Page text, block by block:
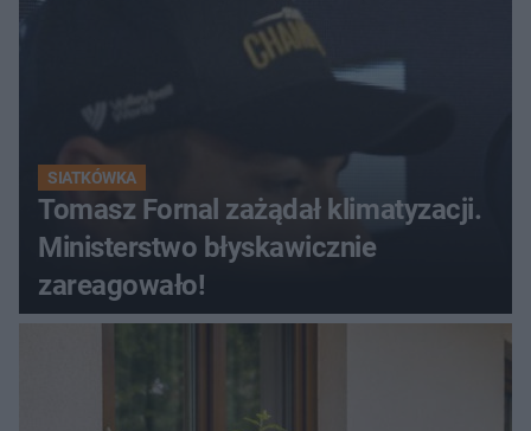
SIATKÓWKA
Tomasz Fornal zażądał klimatyzacji.
Ministerstwo błyskawicznie
zareagowało!